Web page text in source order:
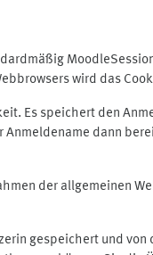
wird das
Es speichert den
dann
der allgemeinen
gespeichert und